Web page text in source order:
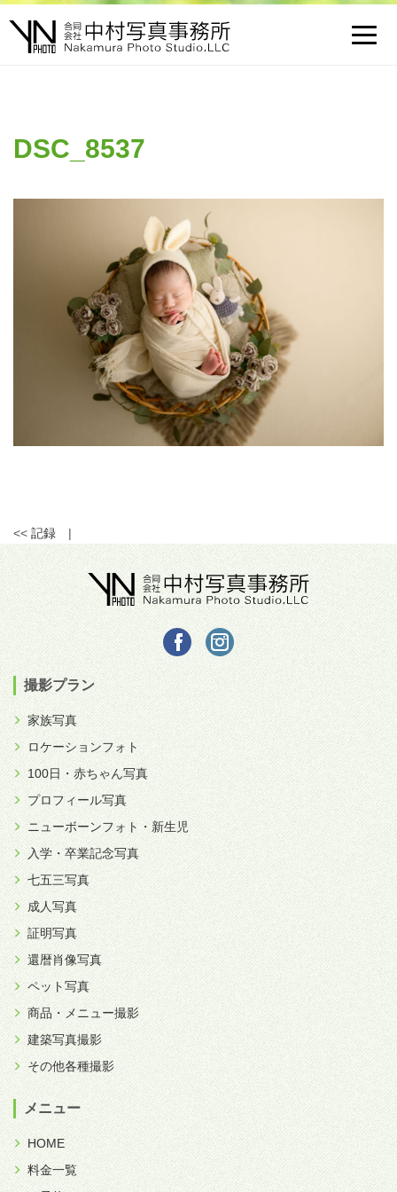
DSC_8537
<< 記録 |
撮影プラン
家族写真
ロケーションフォト
100日・赤ちゃん写真
プロフィール写真
ニューボーンフォト・新生児
入学・卒業記念写真
七五三写真
成人写真
証明写真
還暦肖像写真
ペット写真
商品・メニュー撮影
建築写真撮影
その他各種撮影
メニュー
HOME
料金一覧